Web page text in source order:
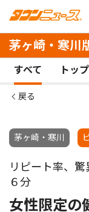
茅ヶ崎・寒川
すべて トッ
戻る
茅ヶ崎・寒川
リピート率、
６分
女性限定の